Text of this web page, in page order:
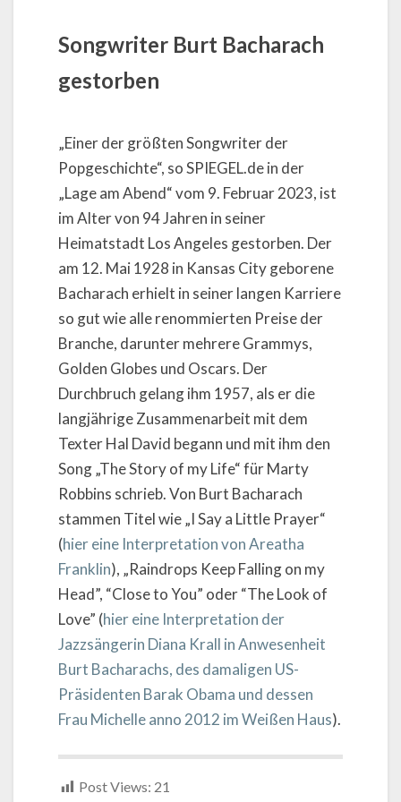
Songwriter Burt Bacharach
gestorben
„Einer der größten Songwriter der
Popgeschichte“, so SPIEGEL.de in der
„Lage am Abend“ vom 9. Februar 2023, ist
im Alter von 94 Jahren in seiner
Heimatstadt Los Angeles gestorben. Der
am 12. Mai 1928 in Kansas City geborene
Bacharach erhielt in seiner langen Karriere
so gut wie alle renommierten Preise der
Branche, darunter mehrere Grammys,
Golden Globes und Oscars. Der
Durchbruch gelang ihm 1957, als er die
langjährige Zusammenarbeit mit dem
Texter Hal David begann und mit ihm den
Song „The Story of my Life“ für Marty
Robbins schrieb. Von Burt Bacharach
stammen Titel wie „I Say a Little Prayer“
(hier eine Interpretation von Areatha
Franklin), „Raindrops Keep Falling on my
Head”, “Close to You” oder “The Look of
Love” (hier eine Interpretation der
Jazzsängerin Diana Krall in Anwesenheit
Burt Bacharachs, des damaligen US-
Präsidenten Barak Obama und dessen
Frau Michelle anno 2012 im Weißen Haus).
Post Views: 21